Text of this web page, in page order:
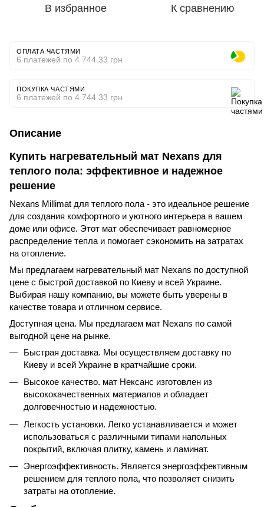
В избранное К сравнению
ОПЛАТА ЧАСТЯМИ
6 платежей по 4 744.33 грн
ПОКУПКА ЧАСТЯМИ
6 платежей по 4 744.33 грн
Описание
Купить нагревательный мат Nexans для
теплого пола: эффективное и надежное
решение
Nexans Millimat для теплого пола - это идеальное решение
для создания комфортного и уютного интерьера в вашем
доме или офисе. Этот мат обеспечивает равномерное
распределение тепла и помогает сэкономить на затратах
на отопление.
Мы предлагаем нагревательный мат Nexans по доступной
цене с быстрой доставкой по Киеву и всей Украине.
Выбирая нашу компанию, вы можете быть уверены в
качестве товара и отличном сервисе.
Доступная цена. Мы предлагаем мат Nexans по самой
выгодной цене на рынке.
Быстрая доставка. Мы осуществляем доставку по
Киеву и всей Украине в кратчайшие сроки.
Высокое качество. мат Нексанс изготовлен из
высококачественных материалов и обладает
долговечностью и надежностью.
Легкость установки. Легко устанавливается и может
использоваться с различными типами напольных
покрытий, включая плитку, камень и ламинат.
Энергоэффективность. Является энергоэффективным
решением для теплого пола, что позволяет снизить
затраты на отопление.